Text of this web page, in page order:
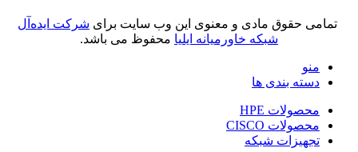
تمامی حقوق مادی و معنوی این وب سایت برای شرکت ایده‌آل
شبکه خاورمیانه ایلیا محفوظ می باشد.
منو
دسته بندی ها
محصولات HPE
محصولات CISCO
تجهیزات شبکه